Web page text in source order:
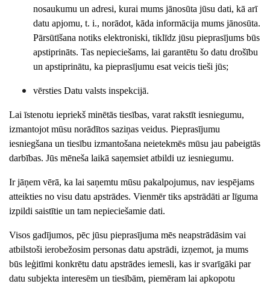
nosaukumu un adresi, kurai mums jānosūta jūsu dati, kā arī
datu apjomu, t. i., norādot, kāda informācija mums jānosūta.
Pārsūtīšana notiks elektroniski, tiklīdz jūsu pieprasījums būs
apstiprināts. Tas nepieciešams, lai garantētu šo datu drošību
un apstiprinātu, ka pieprasījumu esat veicis tieši jūs;
vērsties Datu valsts inspekcijā.
Lai īstenotu iepriekš minētās tiesības, varat rakstīt iesniegumu,
izmantojot mūsu norādītos saziņas veidus. Pieprasījumu
iesniegšana un tiesību izmantošana neietekmēs mūsu jau pabeigtās
darbības. Jūs mēneša laikā saņemsiet atbildi uz iesniegumu.
Ir jāņem vērā, ka lai saņemtu mūsu pakalpojumus, nav iespējams
atteikties no visu datu apstrādes. Vienmēr tiks apstrādāti ar līguma
izpildi saistītie un tam nepieciešamie dati.
Visos gadījumos, pēc jūsu pieprasījuma mēs neapstrādāsim vai
atbilstoši ierobežosim personas datu apstrādi, izņemot, ja mums
būs leģitīmi konkrētu datu apstrādes iemesli, kas ir svarīgāki par
datu subjekta interesēm un tiesībām, piemēram lai apkopotu